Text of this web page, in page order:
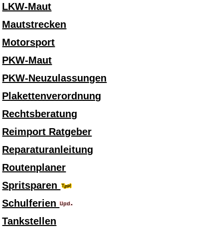
LKW-Maut
Mautstrecken
Motorsport
PKW-Maut
PKW-Neuzulassungen
Plakettenverordnung
Rechtsberatung
Reimport Ratgeber
Reparaturanleitung
Routenplaner
Spritsparen
Schulferien
Tankstellen